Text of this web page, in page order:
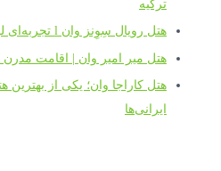
ترکیه
هتل رویال سِوِنز وان l تجربه‌ای لوکس و راحت در دل شهر وان
هتل میر امیر وان | اقامت
ایرانی‌ها